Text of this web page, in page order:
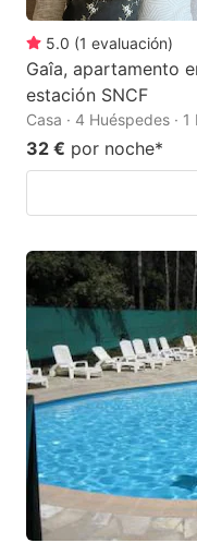
5.0 (1 evaluación)
Gaîa, apartamento
estación SNCF
Casa · 4 Huéspedes ·
32 € por noche*